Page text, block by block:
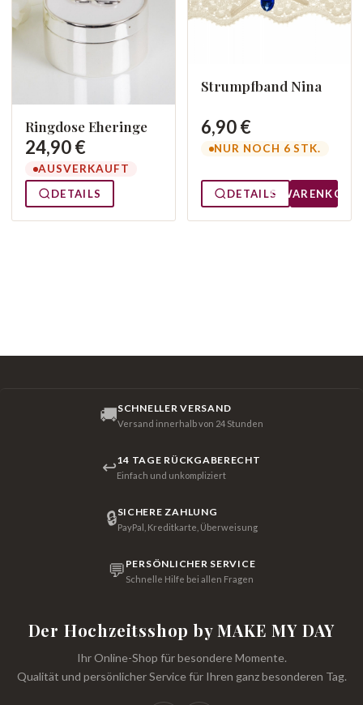
Ringdose Eheringe
24,90 €
AUSVERKAUFT
DETAILS
Strumpfband Nina
6,90 €
NUR NOCH 6 STK.
DETAILS WARENKORB
🚚SCHNELLER VERSAND
Versand innerhalb von 24 Stunden
↩14 TAGE RÜCKGABERECHT
Einfach und unkompliziert
🔒SICHERE ZAHLUNG
PayPal, Kreditkarte, Überweisung
💬 PERSÖNLICHER SERVICE
Schnelle Hilfe bei allen Fragen
Der Hochzeitsshop by MAKE MY DAY
Ihr Online-Shop für besondere Momente.
Qualität und persönlicher Service für Ihren ganz besonderen Tag.